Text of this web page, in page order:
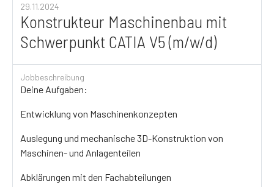
29.11.2024
Konstrukteur Maschinenbau mit
Schwerpunkt CATIA V5 (m/w/d)
Jobbeschreibung
Deine Aufgaben:
Entwicklung von Maschinenkonzepten
Auslegung und mechanische 3D-Konstruktion von
Maschinen- und Anlagenteilen
Abklärungen mit den Fachabteilungen